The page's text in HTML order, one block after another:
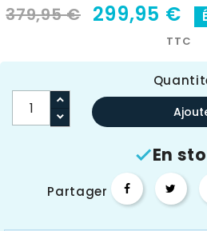
379,95 € 299,95 €
TTC
En
Partager